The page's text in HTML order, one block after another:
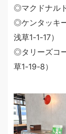
◎マクドナル
◎ケンタッキ
浅草1-1-17）
◎タリーズコ
草1-19-8）